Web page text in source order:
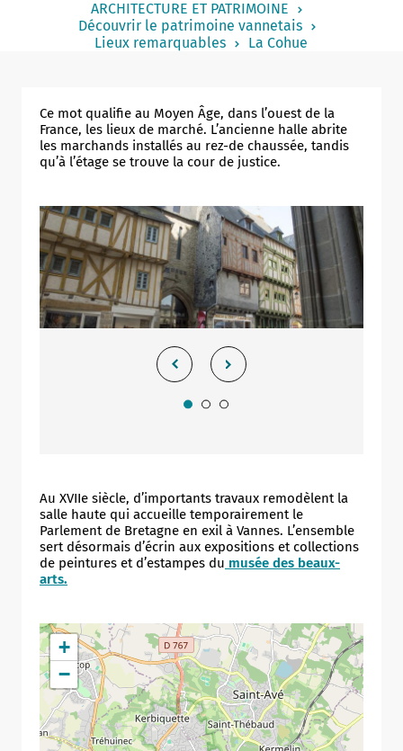
Notaire
Un commerce
ARCHITECTURE ET PATRIMOINE
Découvrir le patrimoine vannetais
Lieux remarquables
La Cohue
Ce mot qualifie au Moyen Âge, dans l’ouest de la
France, les lieux de marché. L’ancienne halle abrite
les marchands installés au rez-de chaussée, tandis
qu’à l’étage se trouve la cour de justice.
Au XVIIe siècle, d’importants travaux remodèlent la
salle haute qui accueille temporairement le
Parlement de Bretagne en exil à Vannes. L’ensemble
sert désormais d’écrin aux expositions et collections
de peintures et d’estampes du musée des beaux-
arts.
+
−
ShareThis is disabled. Allow